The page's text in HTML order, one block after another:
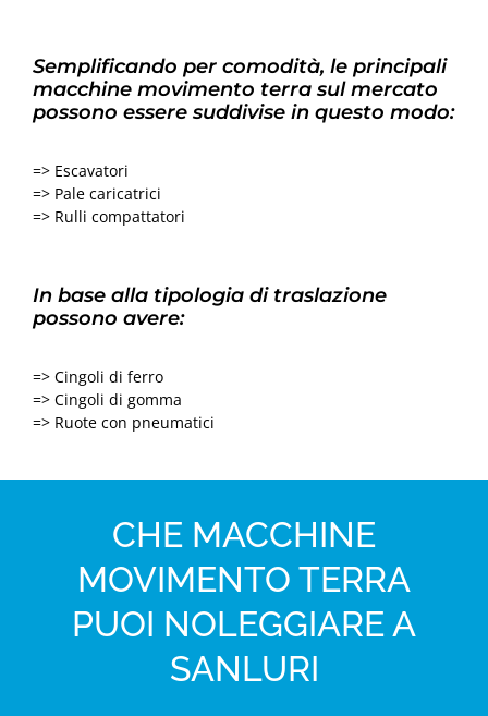
Semplificando per comodità, le principali
macchine movimento terra sul mercato
possono essere suddivise in questo modo:
=> Escavatori
=> Pale caricatrici
=> Rulli compattatori
In base alla tipologia di traslazione
possono avere:
=> Cingoli di ferro
=> Cingoli di gomma
=> Ruote con pneumatici
CHE MACCHINE
MOVIMENTO TERRA
PUOI NOLEGGIARE A
SANLURI